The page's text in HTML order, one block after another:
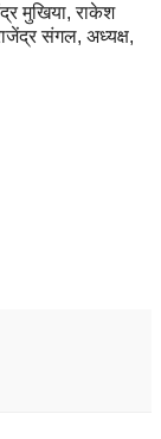
मुखिया, राकेश
संगल, अध्यक्ष,